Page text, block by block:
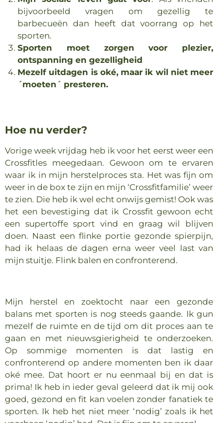
bijvoorbeeld vragen om gezellig te
barbecueën dan heeft dat voorrang op het
sporten.
Sporten moet zorgen voor plezier,
ontspanning en gezelligheid
Mezelf uitdagen is oké, maar ik wil niet meer
´moeten´ presteren.
Hoe nu verder?
Vorige week vrijdag heb ik voor het eerst weer een
Crossfitles meegedaan. Gewoon om te ervaren
waar ik in mijn herstelproces sta. Het was fijn om
weer in de box te zijn en mijn ‘Crossfitfamilie’ weer
te zien. Die heb ik wel echt onwijs gemist! Ook was
het een bevestiging dat ik Crossfit gewoon echt
een supertoffe sport vind en graag wil blijven
doen. Naast een flinke portie gezonde spierpijn,
had ik helaas de dagen erna weer veel last van
mijn stuitje. Flink balen en confronterend.
Mijn herstel en zoektocht naar een gezonde
balans met sporten is nog steeds gaande. Ik gun
mezelf de ruimte en de tijd om dit proces aan te
gaan en met nieuwsgierigheid te onderzoeken.
Op sommige momenten is dat lastig en
confronterend op andere momenten ben ik daar
oké mee. Dat hoort er nu eenmaal bij en dat is
prima! Ik heb in ieder geval geleerd dat ik mij ook
goed, gezond en fit kan voelen zonder fanatiek te
sporten. Ik heb het niet meer ‘nodig’ zoals ik het